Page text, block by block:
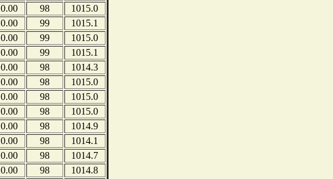
0.00 98
1015.0
0.00 99
1015.1
0.00 99
1015.0
0.00 99
1015.1
0.00 98
1014.3
0.00 98
1015.0
0.00 98
1015.0
0.00 98
1015.0
0.00 98
1014.9
0.00 98
1014.1
0.00 98
1014.7
0.00 98
1014.8